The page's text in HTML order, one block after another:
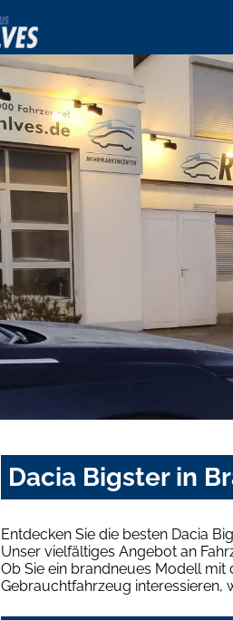
Dacia Bigster in
Entdecken Sie die besten Dacia
Unser vielfältiges Angebot an
Ob Sie ein brandneues Modell
Gebrauchtfahrzeug interessieren,